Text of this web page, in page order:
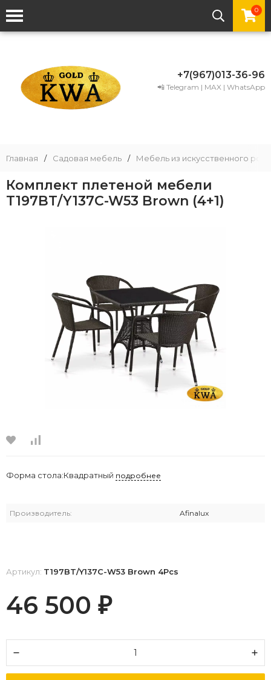
0
+7(967)013-36-96
📲 Telegram | MAX | WhatsApp
Главная / Садовая мебель / Мебель из искусственного
Комплект плетеной мебели
T197BT/Y137C-W53 Brown (4+1)
Форма стола:Квадратный подробнее
Производитель: Afinalux
Артикул: T197BT/Y137C-W53 Brown 4Pcs
46 500 ₽